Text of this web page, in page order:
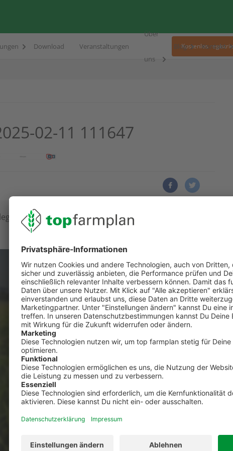
Download Veranstaltungen
Über
uns
Blog Kontakt
Kostenlos
02-11 111647
Kontakt zum
Du hast Fragen zu top farmplan oder
02501 801 44 84